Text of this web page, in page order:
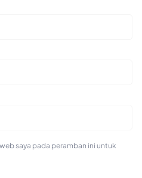
saya pada peramban ini untuk